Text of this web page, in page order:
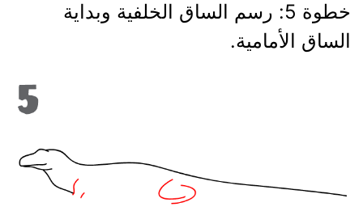
خطوة 5: رسم الساق الخلفية وبداية
الساق الأمامية.